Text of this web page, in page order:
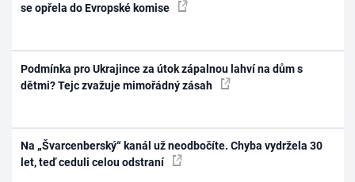
se opřela do Evropské komise
Podmínka pro Ukrajince za útok zápalnou lahví na dům s
dětmi? Tejc zvažuje mimořádný zásah
Na „Švarcenberský“ kanál už neodbočíte. Chyba vydržela 30
let, teď ceduli celou odstraní